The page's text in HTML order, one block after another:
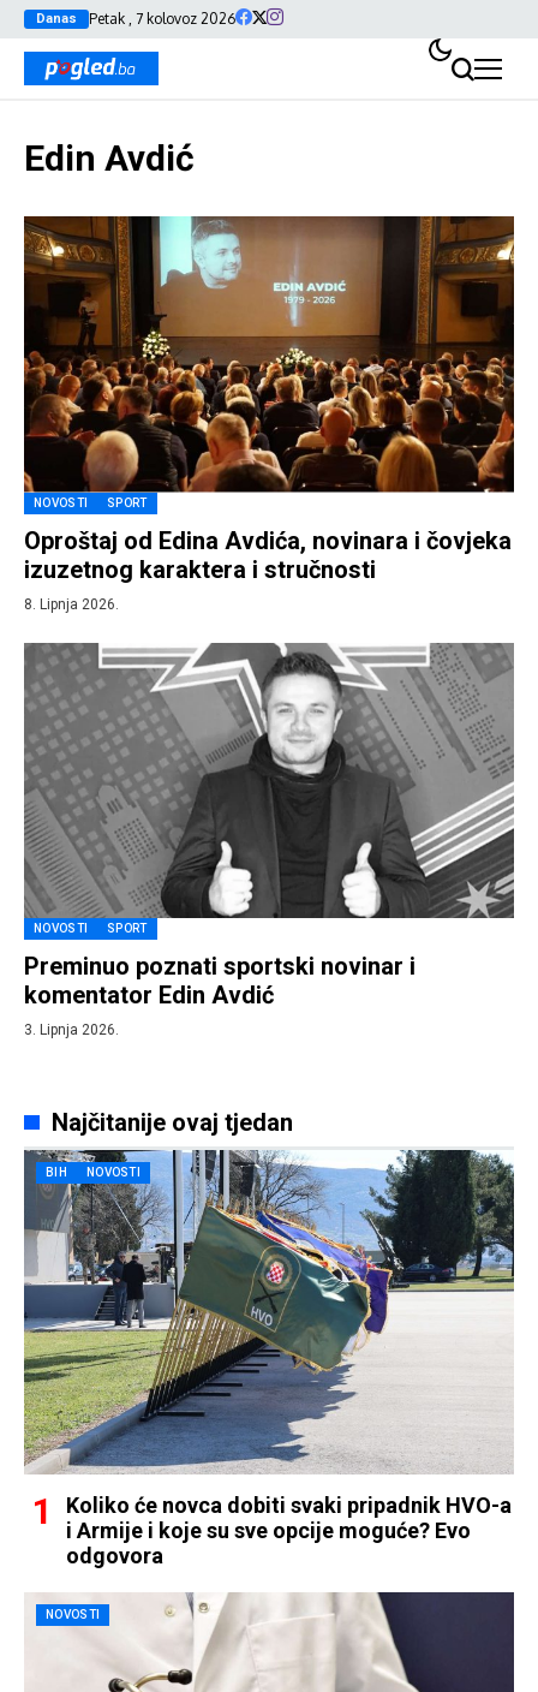
Danas Petak , 7 kolovoz 2026
Edin Avdić
NOVOSTI SPORT
Oproštaj od Edina Avdića, novinara i čovjeka
izuzetnog karaktera i stručnosti
8. Lipnja 2026.
NOVOSTI SPORT
Preminuo poznati sportski novinar i
komentator Edin Avdić
3. Lipnja 2026.
Najčitanije ovaj tjedan
BIH NOVOSTI
Koliko će novca dobiti svaki pripadnik HVO-a
i Armije i koje su sve opcije moguće? Evo
odgovora
NOVOSTI